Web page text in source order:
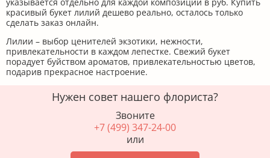
красивый букет лилий дешево реально, осталось только
сделать заказ онлайн.
Лилии – выбор ценителей экзотики, нежности,
привлекательности в каждом лепестке. Свежий букет
порадует буйством ароматов, привлекательностью цветов,
подарив прекрасное настроение.
Нужен совет нашего флориста?
Звоните
+7 (499) 347-24-00
или